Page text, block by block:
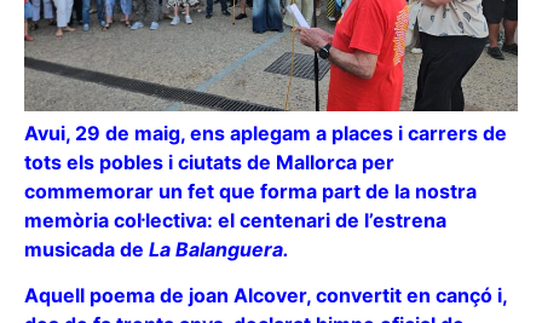
Avui, 29 de maig, ens aplegam a places i carrers de
tots els pobles i ciutats de Mallorca per
commemorar un fet que forma part de la nostra
memòria col·lectiva: el centenari de l’estrena
musicada de La Balanguera.
Aquell poema de joan Alcover, convertit en cançó i,